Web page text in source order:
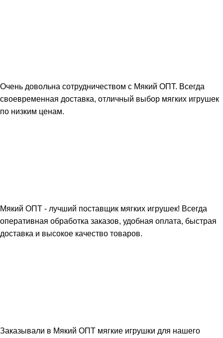
Очень довольна сотрудничеством с Мякий ОПТ. Всегда
своевременная доставка, отличный выбор мягких игрушек
по низким ценам.
Мякий ОПТ - лучший поставщик мягких игрушек! Всегда
оперативная обработка заказов, удобная оплата, быстрая
доставка и высокое качество товаров.
Заказывали в Мякий ОПТ мягкие игрушки для нашего